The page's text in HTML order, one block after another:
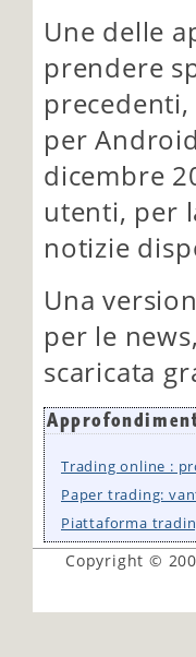
Une delle
prendere
precedenti,
per
dicembre
utenti, per
notizie
Una
per le
scaricata
Trading online :
Paper trading:
Piattaforma
Copyright ©